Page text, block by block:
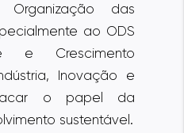
Organização das
ao ODS
e Crescimento
Inovação e
o papel da
sustentável.